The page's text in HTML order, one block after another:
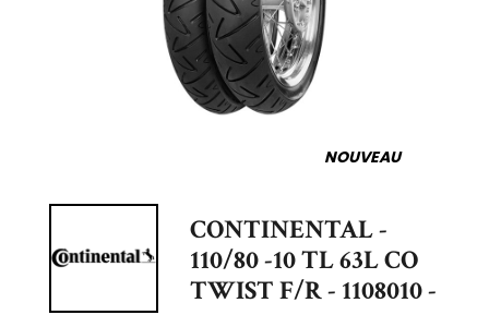
NOUVEAU
CONTINENTAL -
110/80 -10 TL 63L CO
TWIST F/R - 1108010 -